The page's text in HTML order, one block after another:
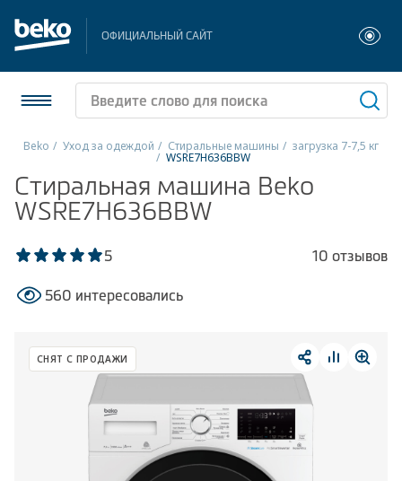
ОФИЦИАЛЬНЫЙ САЙТ
Холодильники и морозильники
Стиральные и сушильные машины
Посудомоечные машины
Плиты
Малая бытовая техника
Климатическая техника
Beko Уход за одеждой Стиральные машины загрузка 7-7,5 кг
WSRE7H636BBW
Стиральная машина Beko
WSRE7H636BBW
5 10 отзывов
560 интересовались
СНЯТ С ПРОДАЖИ